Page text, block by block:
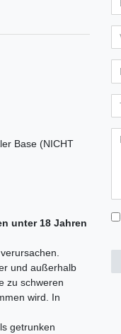
Base (NICHT
unter 18 Jahren
und außerhalb
zu schweren
wird. In
getrunken